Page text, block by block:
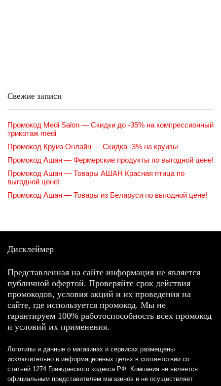
Свежие записи
Промокод Medi Salon — Скидки до -35% на компрессионный
трикотаж medi
Промокод Круиз Онлайн — Скидка -3% на круизы
Промокод Ашан — Фермерские продукты по выгодной цене!
Промокод Ашан — Товары АШАН Красная птица по
выгодной цене!
Промокод Ашан — Товары из Беларуси по выгодной цене!
Дисклеймер
Представленная на сайте информация не является
публичной офертой. Проверяйте срок действия
промокодов, условия акций и их проведения на
сайте, где используется промокод. Мы не
гарантируем 100% работоспособность всех промокод
и условий их применения.
Логотипы и данные о магазинах и сервисах размещены
исключительно в информационных целях в соответствии со
статьей 1274 Гражданского кодекса РФ. Компания не является
официальным представителем магазинов и не осуществляет